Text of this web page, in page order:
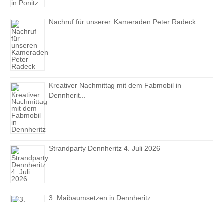
Nachruf für unseren Kameraden Peter Radeck
Kreativer Nachmittag mit dem Fabmobil in
Dennherit...
Strandparty Dennheritz 4. Juli 2026
3. Maibaumsetzen in Dennheritz